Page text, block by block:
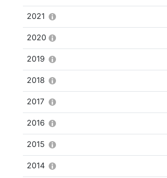
2021
2020
2019
2018
2017
2016
2015
2014